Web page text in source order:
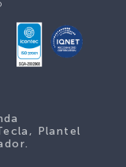
Plantel